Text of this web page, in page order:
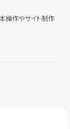
操作やサイト制作